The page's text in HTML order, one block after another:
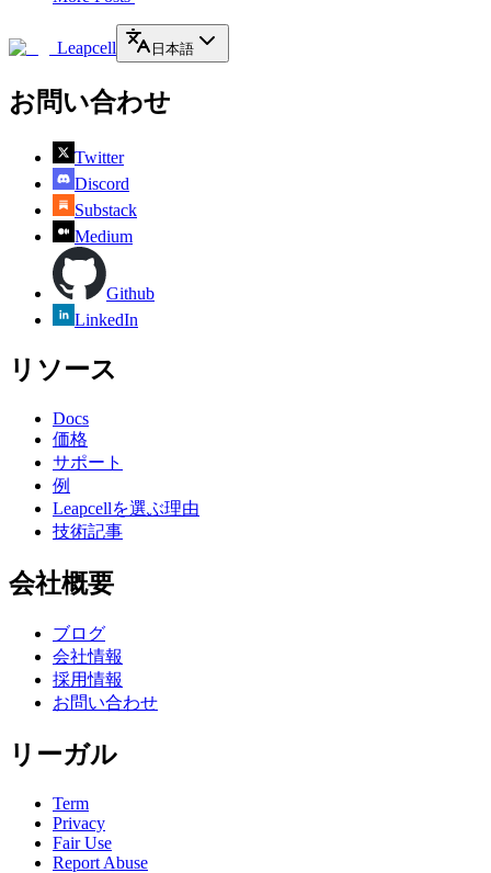
Leapcell 日本語
お問い合わせ
Twitter
Discord
Substack
Medium
Github
LinkedIn
リソース
Docs
価格
サポート
例
Leapcellを選ぶ理由
技術記事
会社概要
ブログ
会社情報
採用情報
お問い合わせ
リーガル
Term
Privacy
Fair Use
Report Abuse